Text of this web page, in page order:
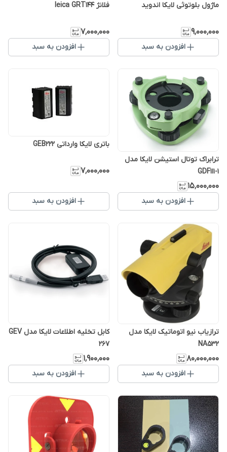
ماژول بلوتوثی لایکا اندوید
۹٬۰۰۰٬۰۰۰
افزودن به سبد
فلانژ leica GRT144
۷٬۰۰۰٬۰۰۰
افزودن به سبد
ترابراک توتال استیشن لایکا مدل
GDF111-1
۱۵٬۰۰۰٬۰۰۰
افزودن به سبد
باتری لایکا وارداتی GEB222
۷٬۰۰۰٬۰۰۰
افزودن به سبد
ترازیاب نیو اتوماتیک لایکا مدل
NA532
۸۰٬۰۰۰٬۰۰۰
افزودن به سبد
کابل تخلیه اطلاعات لایکا مدل GEV
267
۱٬۹۰۰٬۰۰۰
افزودن به سبد